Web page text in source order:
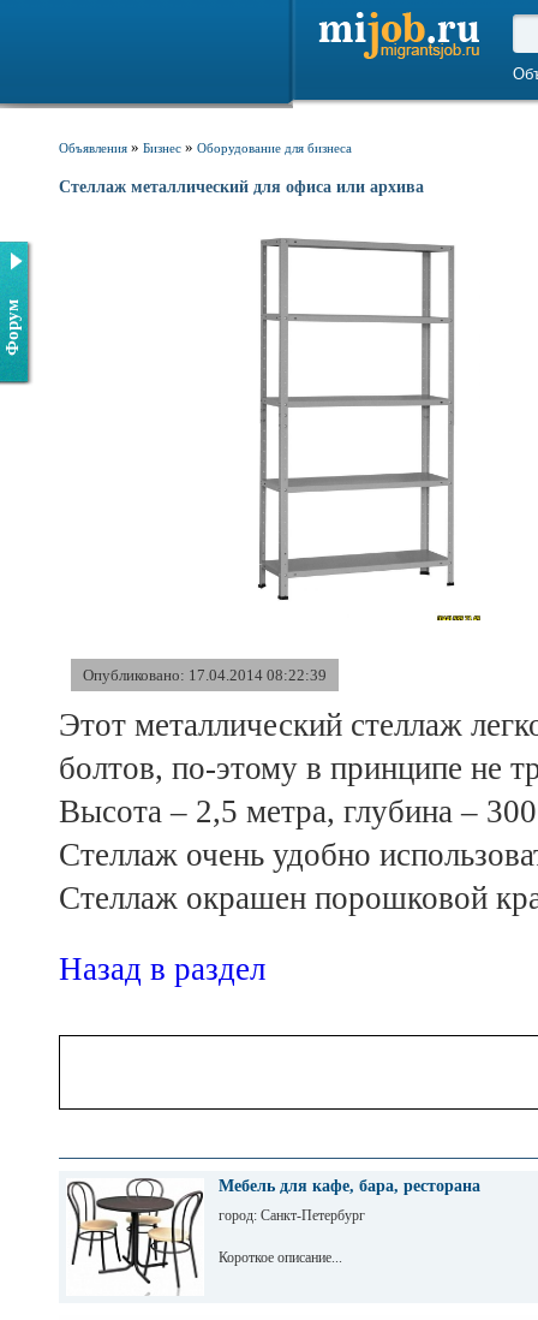
Форум
Объявления » Бизнес » Оборудование для бизнеса
Стеллаж металлический для офиса или архива
Опубликовано: 17.04.2014 08:22:39
Этот металлический стеллаж
болтов, по-этому в принципе не
Высота – 2,5 метра, глубина –
Стеллаж очень удобно
Стеллаж окрашен порошковой
Назад в раздел
Мебель для кафе, бара, ресторана
город: Санкт-Петербург
Короткое описание...